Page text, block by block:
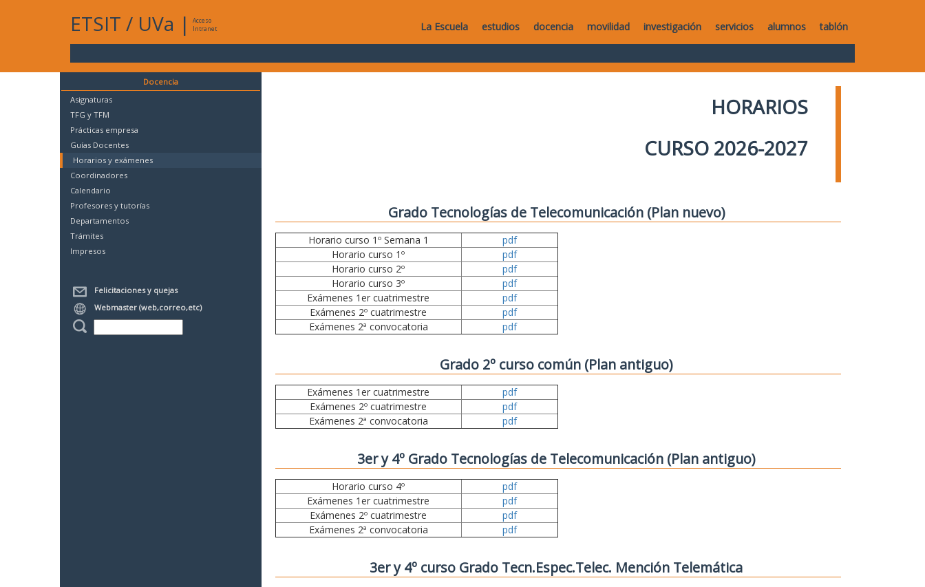
ETSIT / UVa |
Acceso
Intranet
La Escuela estudios docencia movilidad investigación servicios alumnos tablón
Docencia
Asignaturas
TFG y TFM
Prácticas empresa
Guías Docentes
Horarios y exámenes
Coordinadores
Calendario
Profesores y tutorías
Departamentos
Trámites
Impresos
Felicitaciones y quejas
Webmaster (web,correo,etc)
HORARIOS
CURSO 2026-2027
Grado Tecnologías de Telecomunicación (Plan nuevo)
Horario curso 1º Semana 1
pdf
Horario curso 1º
pdf
Horario curso 2º
pdf
Horario curso 3º
pdf
Exámenes 1er cuatrimestre
pdf
Exámenes 2º cuatrimestre
pdf
Exámenes 2ª convocatoria
pdf
Grado 2º curso común (Plan antiguo)
Exámenes 1er cuatrimestre
pdf
Exámenes 2º cuatrimestre
pdf
Exámenes 2ª convocatoria
pdf
3er y 4º Grado Tecnologías de Telecomunicación (Plan antiguo)
Horario curso 4º
pdf
Exámenes 1er cuatrimestre
pdf
Exámenes 2º cuatrimestre
pdf
Exámenes 2ª convocatoria
pdf
3er y 4º curso Grado Tecn.Espec.Telec. Mención Telemática